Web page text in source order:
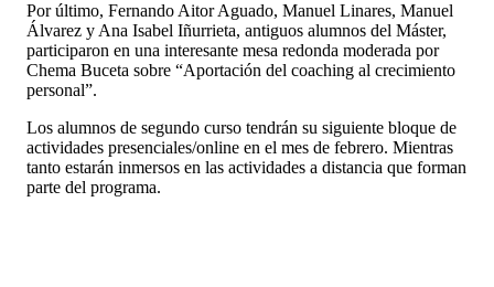
Por último, Fernando Aitor Aguado, Manuel Linares, Manuel
Álvarez y Ana Isabel Iñurrieta, antiguos alumnos del Máster,
participaron en una interesante mesa redonda moderada por
Chema Buceta sobre “Aportación del coaching al crecimiento
personal”.
Los alumnos de segundo curso tendrán su siguiente bloque de
actividades presenciales/online en el mes de febrero. Mientras
tanto estarán inmersos en las actividades a distancia que forman
parte del programa.